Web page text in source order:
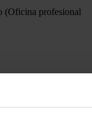
(Oficina profesional